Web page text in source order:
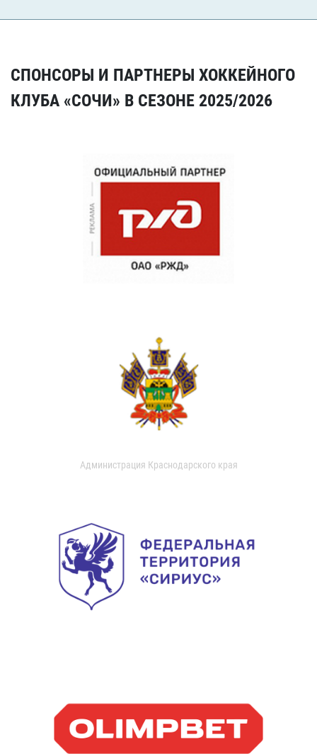
СПОНСОРЫ И ПАРТНЕРЫ ХОККЕЙНОГО
КЛУБА «СОЧИ» В СЕЗОНЕ 2025/2026
Администрация Краснодарского края